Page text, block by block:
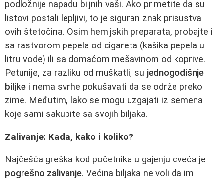
podložnije napadu biljnih vaši. Ako primetite da su
listovi postali lepljivi, to je siguran znak prisustva
ovih štetočina. Osim hemijskih preparata, probajte i
sa rastvorom pepela od cigareta (kašika pepela u
litru vode) ili sa domaćom mešavinom od koprive.
Petunije, za razliku od muškatli, su jednogodišnje
biljke i nema svrhe pokušavati da se održe preko
zime. Međutim, lako se mogu uzgajati iz semena
koje sami sakupite sa svojih biljaka.
Zalivanje: Kada, kako i koliko?
Najčešća greška kod početnika u gajenju cveća je
pogrešno zalivanje. Većina biljaka ne voli da im